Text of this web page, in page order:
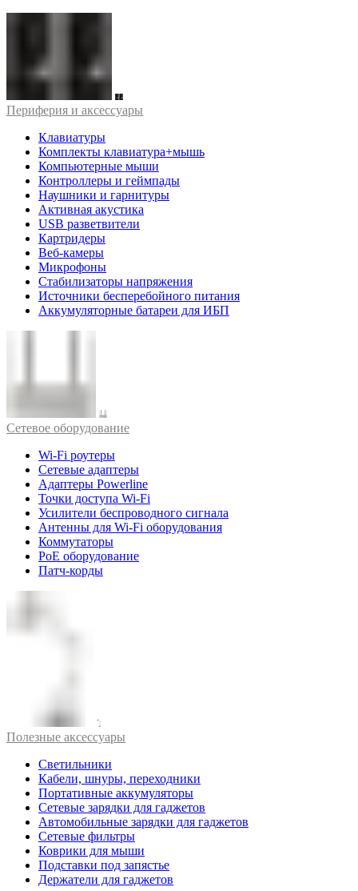
Периферия и аксессуары
Клавиатуры
Комплекты клавиатура+мышь
Компьютерные мыши
Контроллеры и геймпады
Наушники и гарнитуры
Активная акустика
USB разветвители
Картридеры
Веб-камеры
Микрофоны
Стабилизаторы напряжения
Источники бесперебойного питания
Аккумуляторные батареи для ИБП
Cетевое оборудование
Wi-Fi роутеры
Сетевые адаптеры
Адаптеры Powerline
Точки доступа Wi-Fi
Усилители беспроводного сигнала
Антенны для Wi-Fi оборудования
Коммутаторы
PoE оборудование
Патч-корды
Полезные аксессуары
Светильники
Кабели, шнуры, переходники
Портативные аккумуляторы
Сетевые зарядки для гаджетов
Автомобильные зарядки для гаджетов
Сетевые фильтры
Коврики для мыши
Подставки под запястье
Держатели для гаджетов